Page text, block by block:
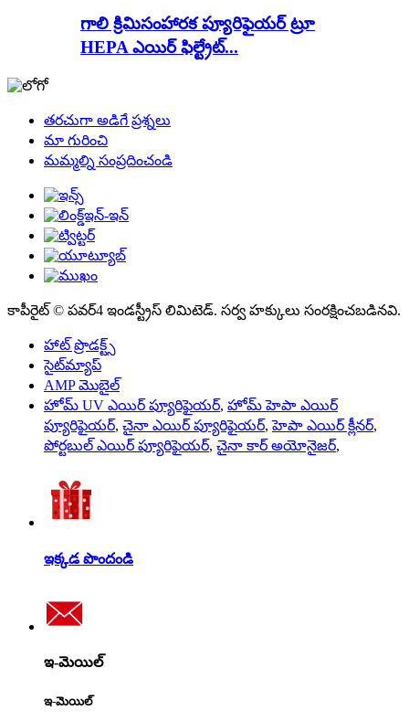
గాలి క్రిమిసంహారక ప్యూరిఫైయర్ ట్రూ
HEPA ఎయిర్ ఫిల్ట్రేట్...
తరచుగా అడిగే ప్రశ్నలు
మా గురించి
మమ్మల్ని సంప్రదించండి
కాపీరైట్ © పవర్4 ఇండస్ట్రీస్ లిమిటెడ్. సర్వ హక్కులు సంరక్షించబడినవి.
హాట్ ప్రొడక్ట్స్
సైట్‌మ్యాప్
AMP మొబైల్
హోమ్ UV ఎయిర్ ప్యూరిఫైయర్, హోమ్ హెపా ఎయిర్
ప్యూరిఫైయర్, చైనా ఎయిర్ ప్యూరిఫైయర్,హెపా ఎయిర్ క్లీనర్,
పోర్టబుల్ ఎయిర్ ప్యూరిఫైయర్, చైనా కార్ అయోనైజర్,
ఇక్కడ పొందండి
ఇ-మెయిల్
ఇ-మెయిల్